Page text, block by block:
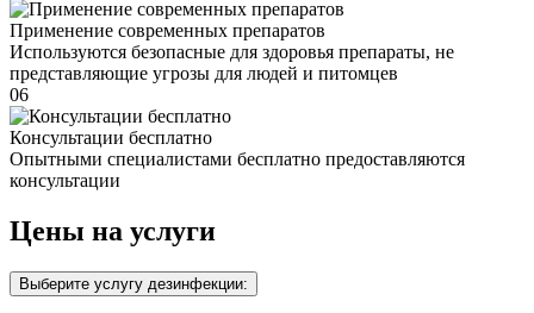
Применение современных препаратов
Используются безопасные для здоровья препараты, не
представляющие угрозы для людей и питомцев
06
Консультации бесплатно
Опытными специалистами бесплатно предоставляются
консультации
Цены на услуги
Выберите услугу дезинфекции: